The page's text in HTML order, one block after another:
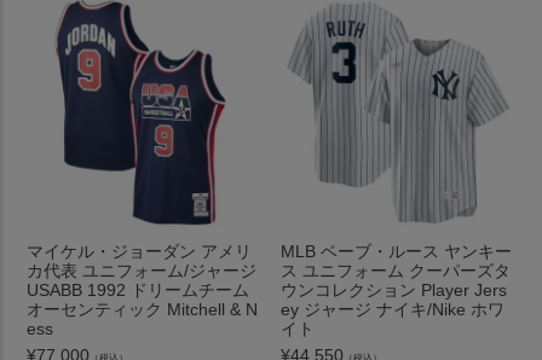
マイケル・ジョーダン アメリ
カ代表 ユニフォーム/ジャージ
USABB 1992 ドリームチーム
オーセンティック Mitchell & N
ess
¥77,000 （税込）
MLB ベーブ・ルース ヤンキー
ス ユニフォーム クーパーズタ
ウンコレクション Player Jers
ey ジャージ ナイキ/Nike ホワ
イト
¥44,550 （税込）